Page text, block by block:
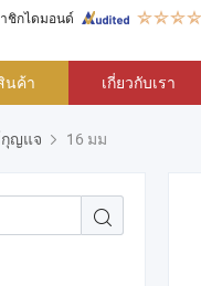
ชิกไดมอนด์
นค้า เกี่ยวกับเรา
ญแจ 16 มม